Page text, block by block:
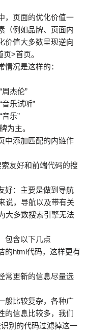
，页面的优化价值一
（例如品牌、页面内
价值大多数呈现逆向
>首页。
况是这样的：
杰伦”
乐试听”
乐”
为主。
中添加匹配的内链作
友好和前端代码的搜
好：主要是做到导航
说，导航以及带有关
大多数搜索引擎无法
包含以下几点
的html代码，这样更有
常更新的信息尽量选
般比较复杂，各种广
的信息比较多，我们
别的代码过滤掉这一